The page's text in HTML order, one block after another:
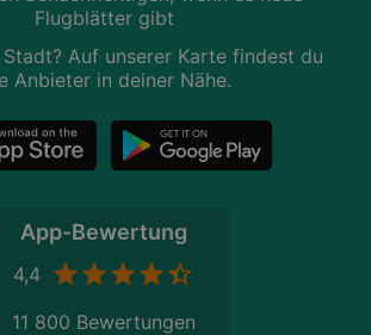
Flugblätter gibt
Auf unserer Karte findest du
Anbieter in deiner Nähe.
App-Bewertung
4,4
11 800 Bewertungen